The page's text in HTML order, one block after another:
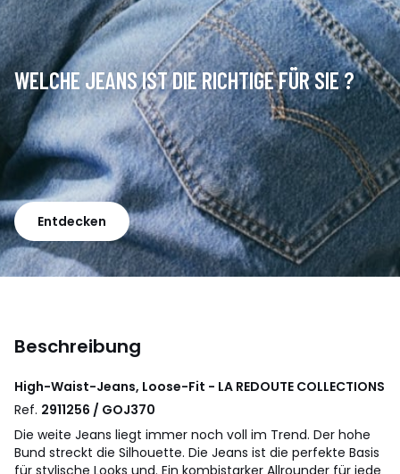
WELCHE JEANS IST DIE RICHTIGE FÜR SIE ?
Entdecken
Beschreibung
High-Waist-Jeans, Loose-Fit - LA REDOUTE COLLECTIONS
Ref. 2911256 / GOJ370
Die weite Jeans liegt immer noch voll im Trend. Der hohe
Bund streckt die Silhouette. Die Jeans ist die perfekte Basis
für stylische Looks und. Ein kombistarker Allrounder für jede